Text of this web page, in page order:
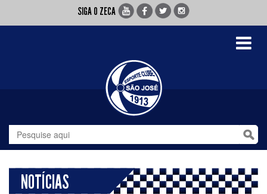
SIGA O ZECA
Toggle
NOTÍCIAS